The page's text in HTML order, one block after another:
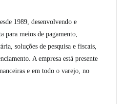
1989, desenvolvendo e
para meios de pagamento,
soluções de pesquisa e fiscais,
A empresa está presente
e em todo o varejo, no